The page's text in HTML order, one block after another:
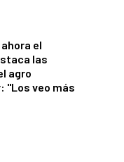
el
las
agro
"Los veo más